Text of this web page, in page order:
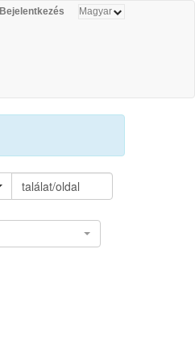
Bejelentkezés
találat/oldal